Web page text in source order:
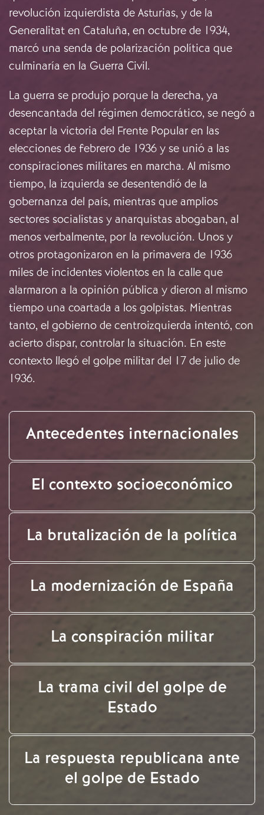
revolución izquierdista de Asturias, y de la
Generalitat en Cataluña, en octubre de 1934,
marcó una senda de polarización política que
culminaría en la Guerra Civil.
La guerra se produjo porque la derecha, ya
desencantada del régimen democrático, se negó a
aceptar la victoria del Frente Popular en las
elecciones de febrero de 1936 y se unió a las
conspiraciones militares en marcha. Al mismo
tiempo, la izquierda se desentendió de la
gobernanza del país, mientras que amplios
sectores socialistas y anarquistas abogaban, al
menos verbalmente, por la revolución. Unos y
otros protagonizaron en la primavera de 1936
miles de incidentes violentos en la calle que
alarmaron a la opinión pública y dieron al mismo
tiempo una coartada a los golpistas. Mientras
tanto, el gobierno de centroizquierda intentó, con
acierto dispar, controlar la situación. En este
contexto llegó el golpe militar del 17 de julio de
1936.
Antecedentes internacionales
El contexto socioeconómico
La brutalización de la política
La modernización de España
La conspiración militar
La trama civil del golpe de
Estado
La respuesta republicana ante
el golpe de Estado